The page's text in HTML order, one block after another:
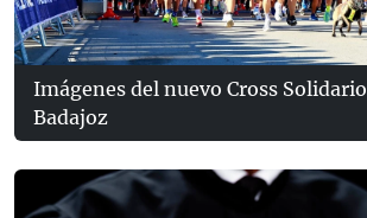
Imágenes del nuevo Cross
Badajoz